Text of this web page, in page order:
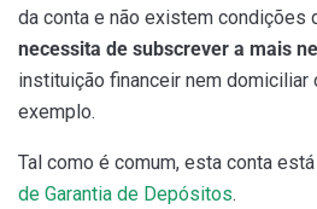
da conta e não existem condições
necessita de subscrever a mais
instituição financeir nem domiciliar
exemplo.
Tal como é comum, esta conta
de Garantia de Depósitos.